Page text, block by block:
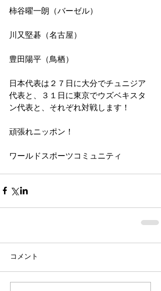
柿谷曜一朗（バーゼル）
川又堅碁（名古屋）
豊田陽平（鳥栖）
日本代表は２７日に大分でチュニジア
代表と、３１日に東京でウズベキスタ
ン代表と、それぞれ対戦します！
頑張れニッポン！
ワールドスポーツコミュニティ
コメント